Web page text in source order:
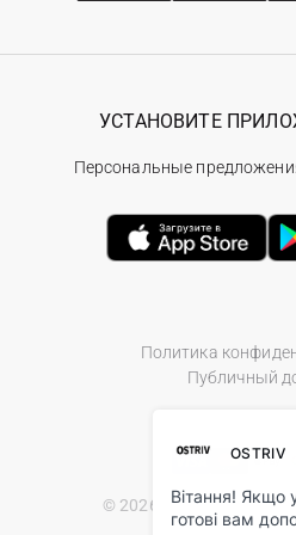
Политика
Публичный
© 2026 Ostriv.ua Store.
УСТАНОВИТЕ
Персональные